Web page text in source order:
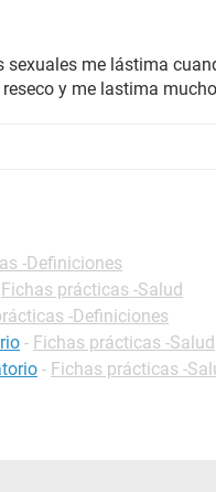
sexuales me lástima
y me lastima
-Definiciones
Fichas prácticas -Salud
-Definiciones
- Fichas prácticas -Salud
- Fichas prácticas -